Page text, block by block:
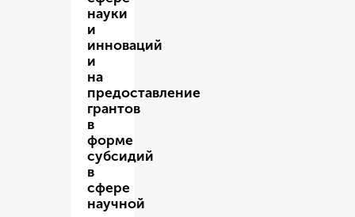
науки
и
инноваций
и
на
предоставление
грантов
в
форме
субсидий
в
сфере
научной